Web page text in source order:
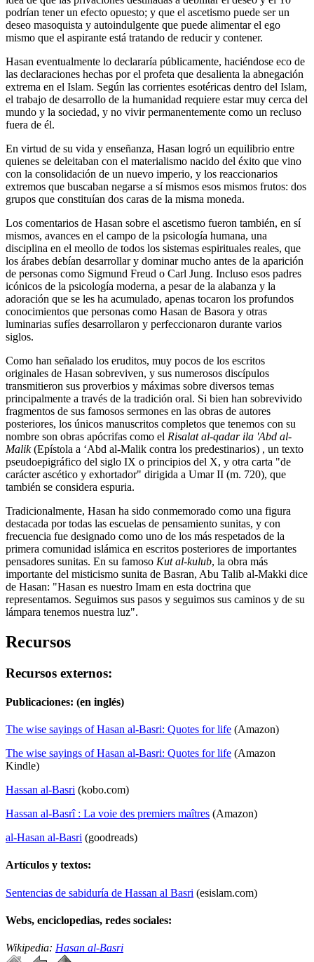
podrían tener un efecto opuesto; y que el ascetismo puede ser un
deseo masoquista y autoindulgente que puede alimentar el ego
mismo que el aspirante está tratando de reducir y contener.
Hasan eventualmente lo declararía públicamente, haciéndose eco de
las declaraciones hechas por el profeta que desalienta la abnegación
extrema en el Islam. Según las corrientes esotéricas dentro del Islam,
el trabajo de desarrollo de la humanidad requiere estar muy cerca del
mundo y la sociedad, y no vivir permanentemente como un recluso
fuera de él.
En virtud de su vida y enseñanza, Hasan logró un equilibrio entre
quienes se deleitaban con el materialismo nacido del éxito que vino
con la consolidación de un nuevo imperio, y los reaccionarios
extremos que buscaban negarse a sí mismos esos mismos frutos: dos
grupos que constituían dos caras de la misma moneda.
Los comentarios de Hasan sobre el ascetismo fueron también, en sí
mismos, avances en el campo de la psicología humana, una
disciplina en el meollo de todos los sistemas espirituales reales, que
los árabes debían desarrollar y dominar mucho antes de la aparición
de personas como Sigmund Freud o Carl Jung. Incluso esos padres
icónicos de la psicología moderna, a pesar de la alabanza y la
adoración que se les ha acumulado, apenas tocaron los profundos
conocimientos que personas como Hasan de Basora y otras
luminarias sufíes desarrollaron y perfeccionaron durante varios
siglos.
Como han señalado los eruditos, muy pocos de los escritos
originales de Hasan sobreviven, y sus numerosos discípulos
transmitieron sus proverbios y máximas sobre diversos temas
principalmente a través de la tradición oral. Si bien han sobrevivido
fragmentos de sus famosos sermones en las obras de autores
posteriores, los únicos manuscritos completos que tenemos con su
nombre son obras apócrifas como el Risalat al-qadar ila 'Abd al-
Malik(Epístola a ‘Abd al-Malik contra los predestinarios) , un texto
pseudoepigráfico del siglo IX o principios del X, y otra carta "de
carácter ascético y exhortador" dirigida a Umar II (m. 720), que
también se considera espuria.
Tradicionalmente, Hasan ha sido conmemorado como una figura
destacada por todas las escuelas de pensamiento sunitas, y con
frecuencia fue designado como uno de los más respetados de la
primera comunidad islámica en escritos posteriores de importantes
pensadores sunitas. En su famoso Kut al-kulub, la obra más
importante del misticismo sunita de Basran, Abu Talib al-Makki dice
de Hasan: "Hasan es nuestro Imam en esta doctrina que
representamos. Seguimos sus pasos y seguimos sus caminos y de su
lámpara tenemos nuestra luz".
Recursos
Recursos externos:
Publicaciones: (en inglés)
The wise sayings of Hasan al-Basri: Quotes for life (Amazon)
The wise sayings of Hasan al-Basri: Quotes for life (Amazon
Kindle)
Hassan al-Basri (kobo.com)
Hassan al-Basrî : La voie des premiers maîtres (Amazon)
al-Hasan al-Basri (goodreads)
Artículos y textos:
Sentencias de sabiduría de Hassan al Basri (esislam.com)
Webs, enciclopedias, redes sociales:
Wikipedia: Hasan al-Basri